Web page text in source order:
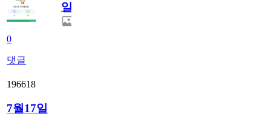
0
댓글
일
196618
7월17일